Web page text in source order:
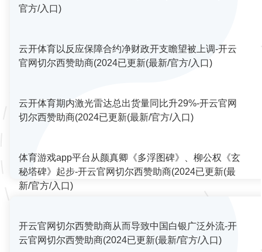
官方/入口)
云开体育以反应保障合约净财政开支瞻望被上调-开云
官网切尔西赞助商(2024已更新(最新/官方/入口)
云开体育期内激光雷达总出货量同比升29%-开云官网
切尔西赞助商(2024已更新(最新/官方/入口)
体育游戏app平台从颜真卿《多浮图碑》、柳公权《玄
秘塔碑》起步-开云官网切尔西赞助商(2024已更新(最
新/官方/入口)
开云官网切尔西赞助商从而导致中国白银广泛外流-开
云官网切尔西赞助商(2024已更新(最新/官方/入口)